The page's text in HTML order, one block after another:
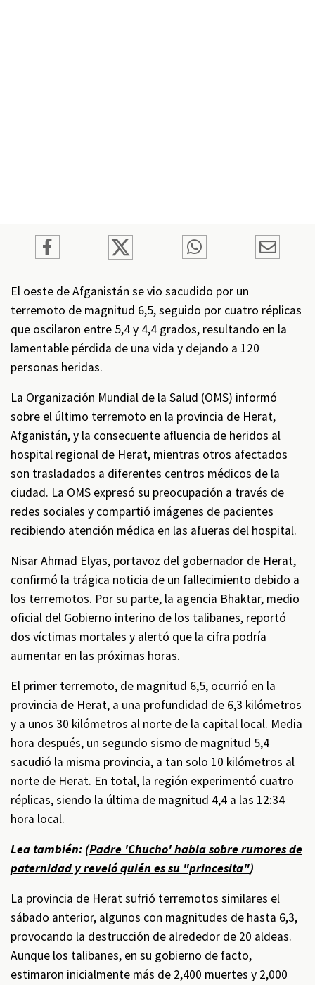
El oeste de Afganistán se vio sacudido por un
terremoto de magnitud 6,5, seguido por cuatro réplicas
que oscilaron entre 5,4 y 4,4 grados, resultando en la
lamentable pérdida de una vida y dejando a 120
personas heridas.
La Organización Mundial de la Salud (OMS) informó
sobre el último terremoto en la provincia de Herat,
Afganistán, y la consecuente afluencia de heridos al
hospital regional de Herat, mientras otros afectados
son trasladados a diferentes centros médicos de la
ciudad. La OMS expresó su preocupación a través de
redes sociales y compartió imágenes de pacientes
recibiendo atención médica en las afueras del hospital.
Nisar Ahmad Elyas, portavoz del gobernador de Herat,
confirmó la trágica noticia de un fallecimiento debido a
los terremotos. Por su parte, la agencia Bhaktar, medio
oficial del Gobierno interino de los talibanes, reportó
dos víctimas mortales y alertó que la cifra podría
aumentar en las próximas horas.
El primer terremoto, de magnitud 6,5, ocurrió en la
provincia de Herat, a una profundidad de 6,3 kilómetros
y a unos 30 kilómetros al norte de la capital local. Media
hora después, un segundo sismo de magnitud 5,4
sacudió la misma provincia, a tan solo 10 kilómetros al
norte de Herat. En total, la región experimentó cuatro
réplicas, siendo la última de magnitud 4,4 a las 12:34
hora local.
Lea también: (Padre 'Chucho' habla sobre rumores de
paternidad y reveló quién es su "princesita")
La provincia de Herat sufrió terremotos similares el
sábado anterior, algunos con magnitudes de hasta 6,3,
provocando la destrucción de alrededor de 20 aldeas.
Aunque los talibanes, en su gobierno de facto,
estimaron inicialmente más de 2,400 muertes y 2,000